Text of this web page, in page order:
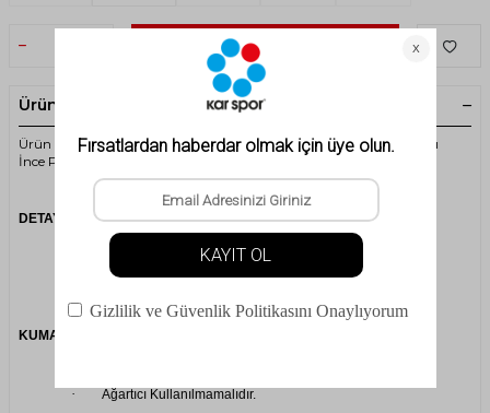
SEPETE EKLE
Ürün Açıklaması
Ürün Kodu: 2ASCLAMFBFW24 - 2AS Clara Çocuk Yarım Fermuarlı
İnce Polar Sweatshirt
DETAY
Tüylenme yapmaz.
Yumuşak dokusu ile sıcak tutar.
·Antipeeling özelliğine sahiptir.
KUMAŞ BİLGİLERİ
· Ağartıcı Kullanılmamalıdır.